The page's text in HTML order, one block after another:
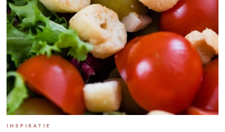
INSPIRATIE